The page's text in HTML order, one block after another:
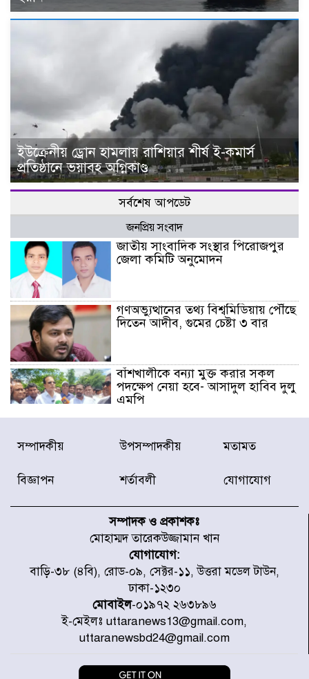
ইউক্রেনীয় ড্রোন হামলায় রাশিয়ার শীর্ষ ই-কমার্স
প্রতিষ্ঠানে ভয়াবহ অগ্নিকাণ্ড
সর্বশেষ আপডেট
জনপ্রিয় সংবাদ
জাতীয় সাংবাদিক সংস্থার পিরোজপুর
জেলা কমিটি অনুমোদন
গণঅভ্যুত্থানের তথ্য বিশ্বমিডিয়ায় পৌঁছে
দিতেন আদীব, গুমের চেষ্টা ৩ বার
বাঁশখালীকে বন্যা মুক্ত করার সকল
পদক্ষেপ নেয়া হবে- আসাদুল হাবিব দুলু
এমপি
বিদ্যুৎ-জ্বালানি খাতে অস্থিরতা তৈরির
চেষ্টা করছে একটি চক্র : প্রধানমন্ত্রী
৫ আহত, চীনে বন্দর বন্ধ
চিকিৎসা খাতে জিডিপির ৫ শতাংশ
বরাদ্দের ঘোষণা স্থানীয় সরকার মন্ত্রীর
জুলাই জাদুঘর ঘুরে দেখলেন এনসিপি
নেতারা
সম্পাদকীয় উপসম্পাদকীয় মতামত
বিজ্ঞাপন শর্তাবলী যোগাযোগ
সম্পাদক ও প্রকাশকঃ
মোহাম্মদ তারেকউজ্জামান খান
যোগাযোগ:
বাড়ি-৩৮ (৪বি), রোড-০৯, সেক্টর-১১, উত্তরা মডেল টাউন,
ঢাকা-১২৩০
মোবাইল-০১৯৭২ ২৬৩৮৯৬
ই-মেইলঃ uttaranews13@gmail.com,
uttaranewsbd24@gmail.com